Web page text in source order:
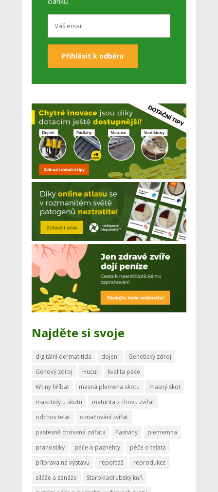
Najděte si svoje
digitální dermatitida dojení
Genetický zdroj
Genový zdroj
Hucul
kvalita péče
Křtiny hříbat
masná plemena skotu
masný skot
mastitidy u skotu
maturita z chovu zvířat
odchov telat
označování zvířat
pastevně chovaná zvířata
Pastviny
plememna
pranostiky
péče o paznehty
péče o telata
příprava na výstavu
reportáž
reprodukce
siláže a senáže
Starokladrubský kůň